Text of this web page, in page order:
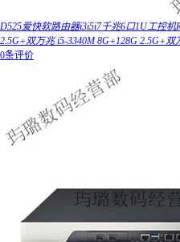
D525爱快软路由器i3i5i7千兆6口1U工控机
2.5G+双万兆 i5-3340M 8G+128G 2.5G+双
0条评价